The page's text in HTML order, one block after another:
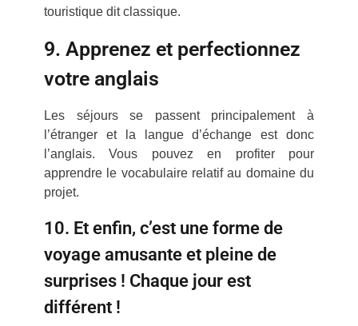
touristique dit classique.
9. Apprenez et perfectionnez
votre anglais
Les séjours se passent principalement à
l’étranger et la langue d’échange est donc
l’anglais. Vous pouvez en profiter pour
apprendre le vocabulaire relatif au domaine du
projet.
10. Et enfin, c’est une forme de
voyage amusante et pleine de
surprises ! Chaque jour est
différent !